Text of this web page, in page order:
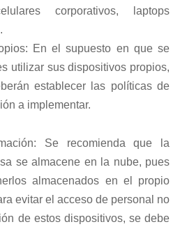
corporativos, laptops
En el supuesto en que se
utilizar sus dispositivos propios,
establecer las políticas de
a implementar.
Se recomienda que la
se almacene en la nube, pues
almacenados en el propio
evitar el acceso de personal no
de estos dispositivos, se debe